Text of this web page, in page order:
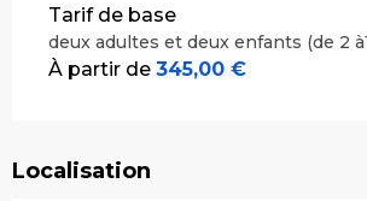
Tarifs 2026
Tarif de base
deux adultes et deux enfants (de 2
À partir de 345,00 €
Localisation